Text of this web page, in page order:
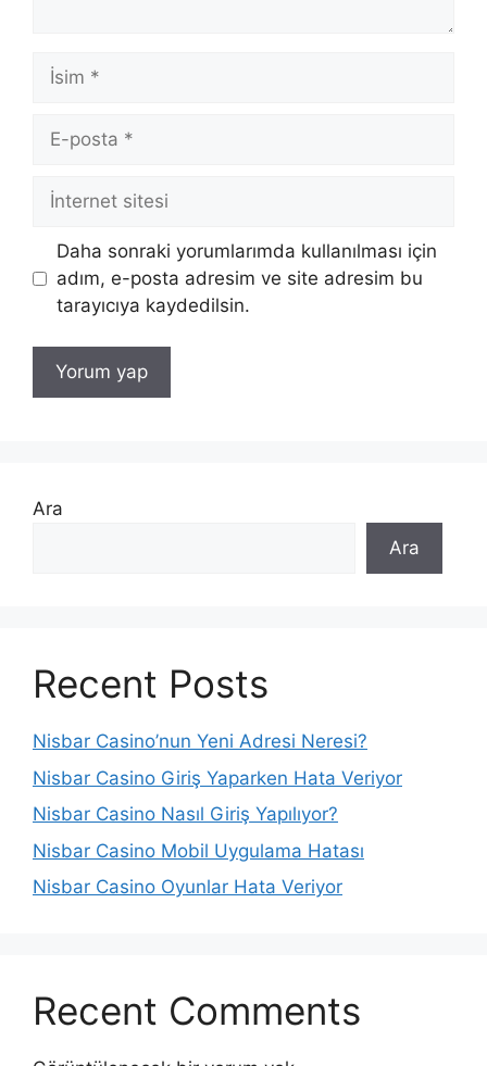
İsim
posta
İnternet
sitesi
Daha sonraki yorumlarımda kullanılması için
adım, e-posta adresim ve site adresim bu
tarayıcıya kaydedilsin.
Ara
Ara
Recent Posts
Nisbar Casino’nun Yeni Adresi Neresi?
Nisbar Casino Giriş Yaparken Hata Veriyor
Nisbar Casino Nasıl Giriş Yapılıyor?
Nisbar Casino Mobil Uygulama Hatası
Nisbar Casino Oyunlar Hata Veriyor
Recent Comments